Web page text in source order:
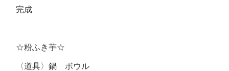
完成
☆粉ふき芋☆
〈道具〉鍋 ボウル